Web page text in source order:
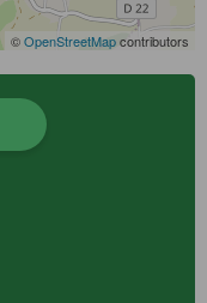
©OpenStreetMapcontributors